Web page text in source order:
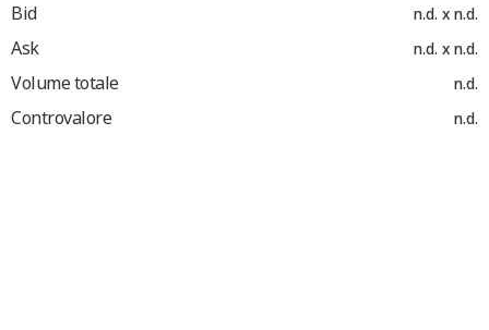
Bid n.d. x n.d.
Ask n.d. x n.d.
Volume totale n.d.
Controvalore n.d.